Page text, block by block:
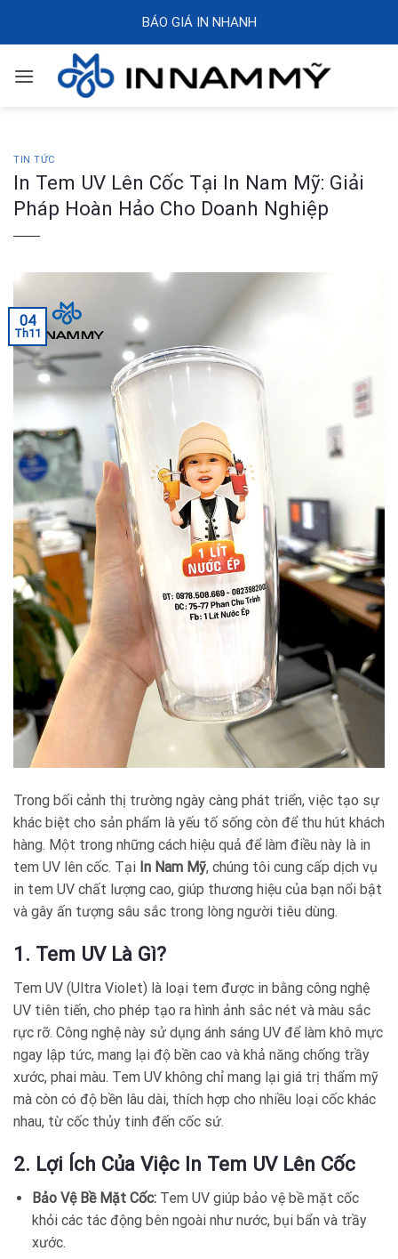
BÁO GIÁ IN NHANH
TIN TỨC
In Tem UV Lên Cốc Tại In Nam Mỹ: Giải
Pháp Hoàn Hảo Cho Doanh Nghiệp
04
Th11
Trong bối cảnh thị trường ngày càng phát triển, việc tạo sự
khác biệt cho sản phẩm là yếu tố sống còn để thu hút khách
hàng. Một trong những cách hiệu quả để làm điều này là in
tem UV lên cốc. Tại In Nam Mỹ, chúng tôi cung cấp dịch vụ
in tem UV chất lượng cao, giúp thương hiệu của bạn nổi bật
và gây ấn tượng sâu sắc trong lòng người tiêu dùng.
1. Tem UV Là Gì?
Tem UV (Ultra Violet) là loại tem được in bằng công nghệ
UV tiên tiến, cho phép tạo ra hình ảnh sắc nét và màu sắc
rực rỡ. Công nghệ này sử dụng ánh sáng UV để làm khô mực
ngay lập tức, mang lại độ bền cao và khả năng chống trầy
xước, phai màu. Tem UV không chỉ mang lại giá trị thẩm mỹ
mà còn có độ bền lâu dài, thích hợp cho nhiều loại cốc khác
nhau, từ cốc thủy tinh đến cốc sứ.
2. Lợi Ích Của Việc In Tem UV Lên Cốc
Bảo Vệ Bề Mặt Cốc:Tem UV giúp bảo vệ bề mặt cốc
khỏi các tác động bên ngoài như nước, bụi bẩn và trầy
xước.